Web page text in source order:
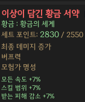
이상이 담긴 황금 서약
황금 : 황금의 세계
세트 포인트: 2830 / 2550
최종 데미지 증가
버프력
모험가 명성
모든 속도 +7%
스킬 범위 +7%
받는 피해 감소 +7%